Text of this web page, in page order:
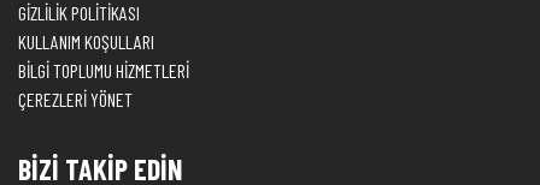
GİZLİLİK POLİTİKASI
KULLANIM KOŞULLARI
BİLGİ TOPLUMU HİZMETLERİ
ÇEREZLERİ YÖNET
BİZİ TAKİP EDİN